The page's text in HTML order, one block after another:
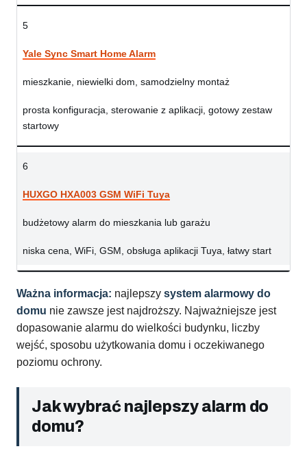
5
Yale Sync Smart Home Alarm
mieszkanie, niewielki dom, samodzielny montaż
prosta konfiguracja, sterowanie z aplikacji, gotowy zestaw
startowy
6
HUXGO HXA003 GSM WiFi Tuya
budżetowy alarm do mieszkania lub garażu
niska cena, WiFi, GSM, obsługa aplikacji Tuya, łatwy start
Ważna informacja: najlepszy system alarmowy do
domu nie zawsze jest najdroższy. Najważniejsze jest
dopasowanie alarmu do wielkości budynku, liczby
wejść, sposobu użytkowania domu i oczekiwanego
poziomu ochrony.
Jak wybrać najlepszy alarm do
domu?